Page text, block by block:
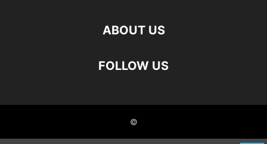
ABOUT US
FOLLOW US
©